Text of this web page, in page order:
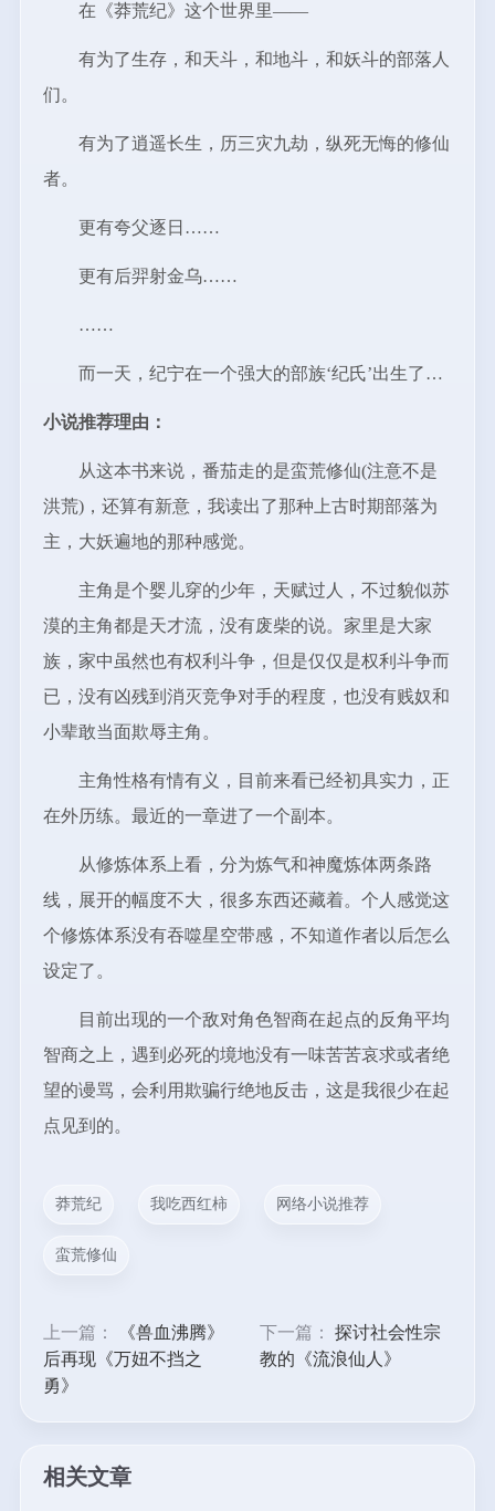
在《莽荒纪》这个世界里——
有为了生存，和天斗，和地斗，和妖斗的部落人
们。
有为了逍遥长生，历三灾九劫，纵死无悔的修仙
者。
更有夸父逐日……
更有后羿射金乌……
……
而一天，纪宁在一个强大的部族‘纪氏’出生了…
小说推荐理由：
从这本书来说，番茄走的是蛮荒修仙(注意不是
洪荒)，还算有新意，我读出了那种上古时期部落为
主，大妖遍地的那种感觉。
主角是个婴儿穿的少年，天赋过人，不过貌似苏
漠的主角都是天才流，没有废柴的说。家里是大家
族，家中虽然也有权利斗争，但是仅仅是权利斗争而
已，没有凶残到消灭竞争对手的程度，也没有贱奴和
小辈敢当面欺辱主角。
主角性格有情有义，目前来看已经初具实力，正
在外历练。最近的一章进了一个副本。
从修炼体系上看，分为炼气和神魔炼体两条路
线，展开的幅度不大，很多东西还藏着。个人感觉这
个修炼体系没有吞噬星空带感，不知道作者以后怎么
设定了。
目前出现的一个敌对角色智商在起点的反角平均
智商之上，遇到必死的境地没有一味苦苦哀求或者绝
望的谩骂，会利用欺骗行绝地反击，这是我很少在起
点见到的。
莽荒纪 我吃西红柿 网络小说推荐
蛮荒修仙
上一篇：
《兽血沸腾》
后再现《万妞不挡之
勇》
下一篇：
探讨社会性宗
教的《流浪仙人》
相关文章